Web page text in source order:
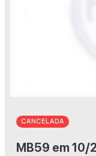
CANCELADA
MB59 em 10/2009 - Ensaio de óleo de